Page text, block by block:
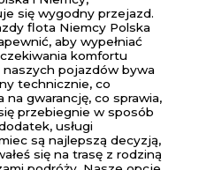
się wygodny przejazd.
flota Niemcy Polska
aby wypełniać
komfortu
pojazdów bywa
technicznie, co
gwarancję, co sprawia,
przebiegnie w sposób
usługi
są najlepszą decyzją,
się na trasę z rodziną